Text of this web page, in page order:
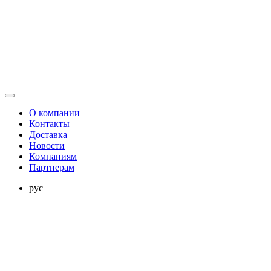
О компании
Контакты
Доставка
Новости
Компаниям
Партнерам
рус